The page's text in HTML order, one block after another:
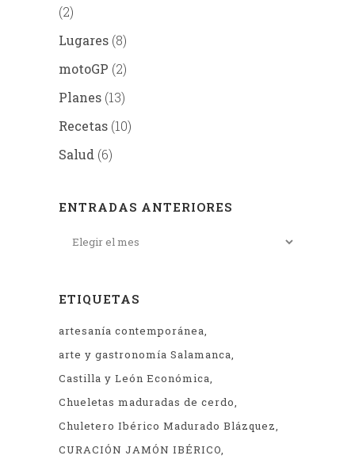
(2)
Lugares (8)
motoGP (2)
Planes (13)
Recetas (10)
Salud (6)
ENTRADAS ANTERIORES
ETIQUETAS
artesanía contemporánea
arte y gastronomía Salamanca
Castilla y León Económica
Chueletas maduradas de cerdo
Chuletero Ibérico Madurado Blázquez
CURACIÓN JAMÓN IBÉRICO